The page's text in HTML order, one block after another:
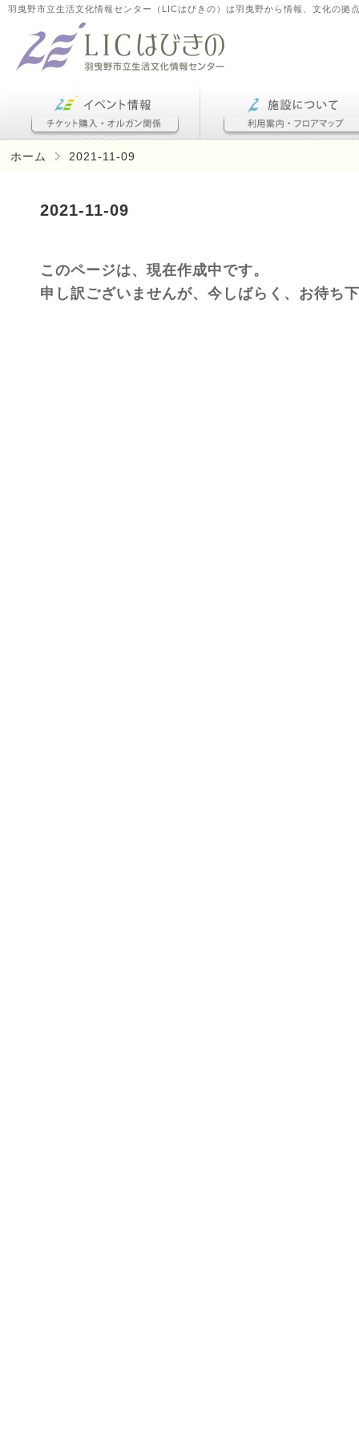
羽曳野市立生活文化情報センター（LICはびきの）は羽曳野から情報、文化の拠
ホーム 2021-11-09
2021-11-09
このページは、現在作成中です。
申し訳ございませんが、今しばらく、お待ち